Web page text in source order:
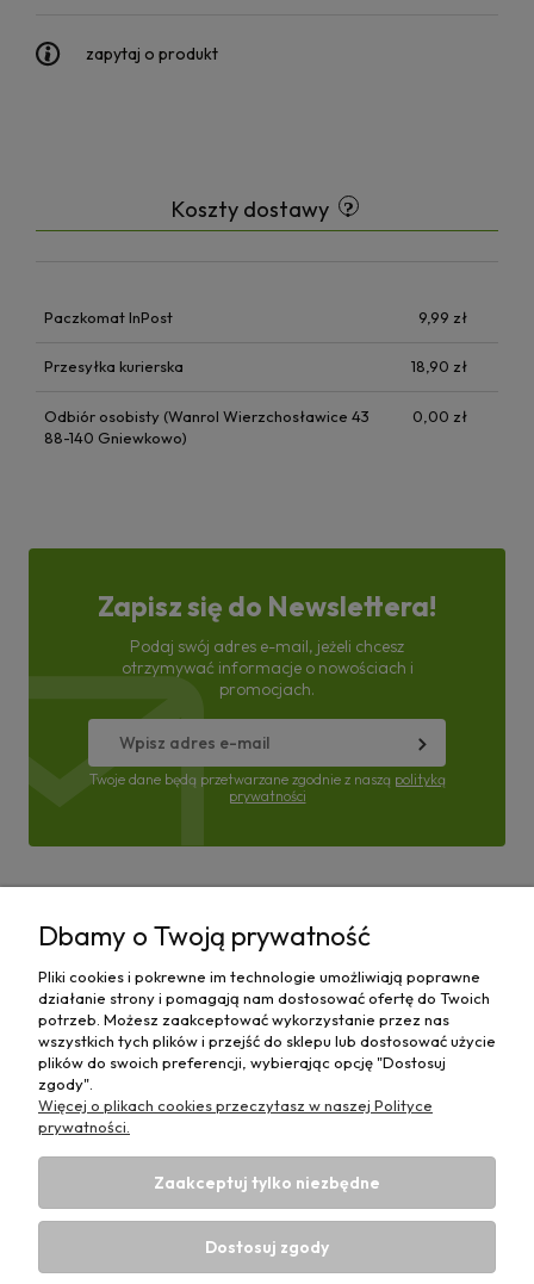
zapytaj o produkt
Koszty dostawy
Paczkomat InPost 9,99 zł
Przesyłka kurierska 18,90 zł
Odbiór osobisty (Wanrol Wierzchosławice 43
88-140 Gniewkowo)
0,00 zł
Zapisz się do Newslettera!
Podaj swój adres e-mail, jeżeli chcesz
otrzymywać informacje o nowościach i
promocjach.
Twoje dane będą przetwarzane zgodnie z naszą polityką
prywatności
Moje konto
Płatności i dostawa
Informacje
O nas
Sklep rolniczy z częściami do maszyn E-ciągnik |
Dbamy o Twoją prywatność
Pliki cookies i pokrewne im technologie umożliwiają poprawne
działanie strony i pomagają nam dostosować ofertę do Twoich
potrzeb. Możesz zaakceptować wykorzystanie przez nas
wszystkich tych plików i przejść do sklepu lub dostosować użycie
plików do swoich preferencji, wybierając opcję "Dostosuj
zgody".
Więcej o plikach cookies przeczytasz w naszej Polityce
prywatności.
Zaakceptuj tylko niezbędne
Dostosuj zgody